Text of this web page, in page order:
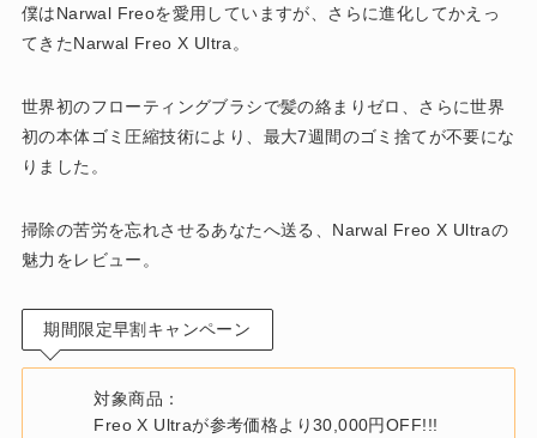
僕はNarwal Freoを愛用していますが、さらに進化してかえっ
てきたNarwal Freo X Ultra。
世界初のフローティングブラシで髪の絡まりゼロ、さらに世界
初の本体ゴミ圧縮技術により、最大7週間のゴミ捨てが不要にな
りました。
掃除の苦労を忘れさせるあなたへ送る、Narwal Freo X Ultraの
魅力をレビュー。
期間限定早割キャンペーン
対象商品：
Freo X Ultraが参考価格より30,000円OFF!!!